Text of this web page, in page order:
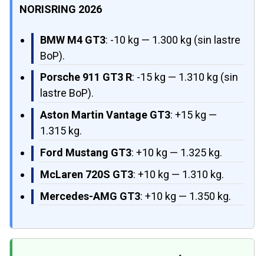
NORISRING 2026
BMW M4 GT3: -10 kg — 1.300 kg (sin lastre
BoP).
Porsche 911 GT3 R: -15 kg — 1.310 kg (sin
lastre BoP).
Aston Martin Vantage GT3: +15 kg —
1.315 kg.
Ford Mustang GT3: +10 kg — 1.325 kg.
McLaren 720S GT3: +10 kg — 1.310 kg.
Mercedes-AMG GT3: +10 kg — 1.350 kg.